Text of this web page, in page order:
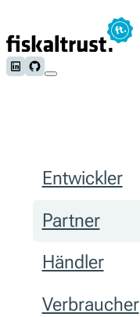
Follow us on LinkedIn
Follow us on Github
Entwickler
Partner
Händler
Verbraucher